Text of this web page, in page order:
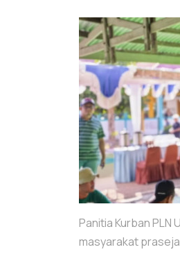
Panitia Kurban
masyarakat